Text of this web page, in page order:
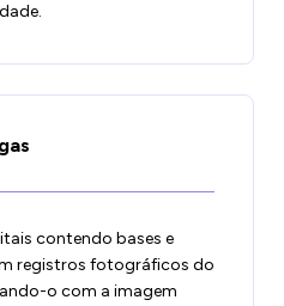
contendo bases e
registros fotográficos do
o com a imagem